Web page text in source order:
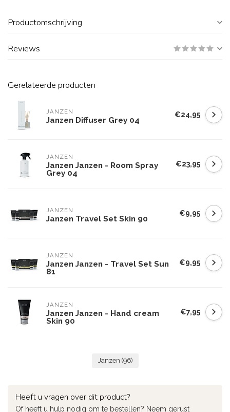
Productomschrijving
Reviews
Gerelateerde producten
JANZEN
Janzen Diffuser Grey 04
€24,95
JANZEN
Janzen Janzen - Room Spray
Grey 04
€23,95
JANZEN
Janzen Travel Set Skin 90
€9,95
JANZEN
Janzen Janzen - Travel Set Sun
81
€9,95
JANZEN
Janzen Janzen - Hand cream
Skin 90
€7,95
Janzen (96)
Heeft u vragen over dit product?
Of heeft u hulp nodig om te bestellen? Neem gerust